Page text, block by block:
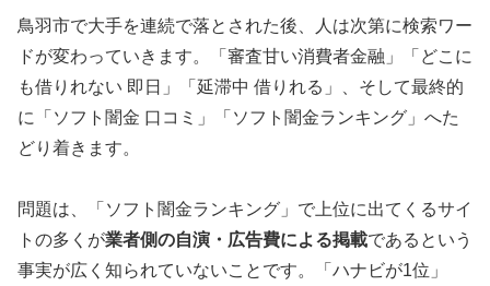
鳥羽市で大手を連続で落とされた後、人は次第に検索ワー
ドが変わっていきます。「審査甘い消費者金融」「どこに
も借りれない 即日」「延滞中 借りれる」、そして最終的
に「ソフト闇金 口コミ」「ソフト闇金ランキング」へた
どり着きます。
問題は、「ソフト闇金ランキング」で上位に出てくるサイ
トの多くが業者側の自演・広告費による掲載であるという
事実が広く知られていないことです。「ハナビが1位」